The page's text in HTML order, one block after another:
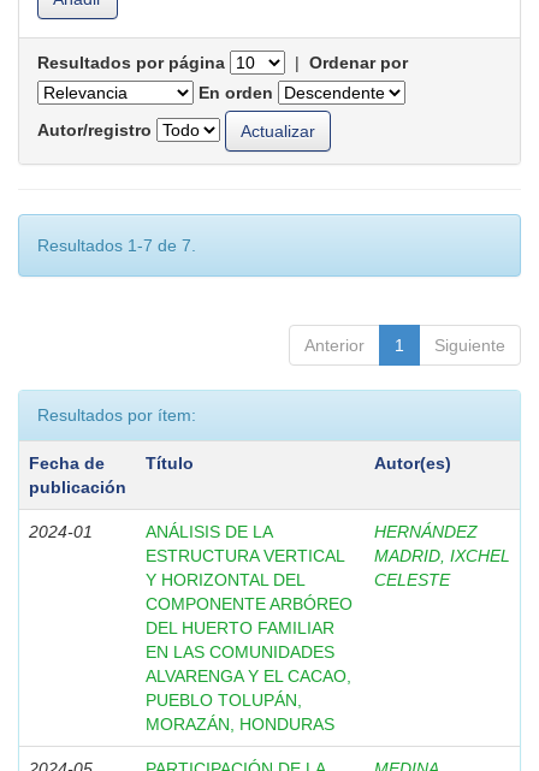
Resultados por página | Ordenar por
En orden
Autor/registro
Resultados 1-7 de 7.
Anterior 1 Siguiente
Resultados por ítem:
Fecha de
publicación
Título Autor(es)
2024-01
ANÁLISIS DE LA
ESTRUCTURA VERTICAL
Y HORIZONTAL DEL
COMPONENTE ARBÓREO
DEL HUERTO FAMILIAR
EN LAS COMUNIDADES
ALVARENGA Y EL CACAO,
PUEBLO TOLUPÁN,
MORAZÁN, HONDURAS
HERNÁNDEZ
MADRID, IXCHEL
CELESTE